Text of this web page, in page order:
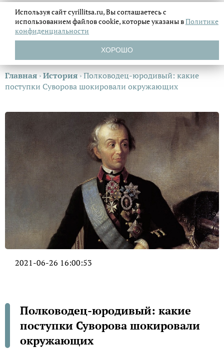
Главная ›История ›Полководец-юродивый: какие
поступки Суворова шокировали окружающих
2021-06-26 16:00:53
Полководец-юродивый: какие
поступки Суворова шокировали
окружающих
Используя сайт cyrillitsa.ru, Вы соглашаетесь с
использованием файловcookie, которые указаны вПолитике
конфиденциальности
ХОРОШО